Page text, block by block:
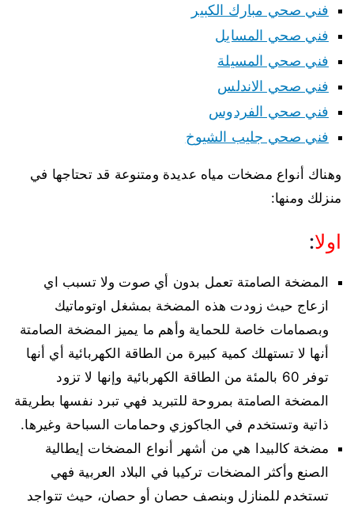
فني صحي مبارك الكبير
فني صحي المسايل
فني صحي المسيلة
فني صحي الاندلس
فني صحي الفردوس
فني صحي جليب الشيوخ
وهناك أنواع مضخات مياه عديدة ومتنوعة قد تحتاجها في
منزلك ومنها:
اولا:
المضخة الصامتة تعمل بدون أي صوت ولا تسبب اي
ازعاج حيث زودت هذه المضخة بمشغل اوتوماتيك
وبصمامات خاصة للحماية وأهم ما يميز المضخة الصامتة
أنها لا تستهلك كمية كبيرة من الطاقة الكهربائية أي أنها
توفر 60 بالمئة من الطاقة الكهربائية وإنها لا تزود
المضخة الصامتة بمروحة للتبريد فهي تبرد نفسها بطريقة
ذاتية وتستخدم في الجاكوزي وحمامات السباحة وغيرها.
مضخة كالبيدا هي من أشهر أنواع المضخات إيطالية
الصنع وأكثر المضخات تركيبا في البلاد العربية فهي
تستخدم للمنازل وبنصف حصان أو حصان، حيث تتواجد